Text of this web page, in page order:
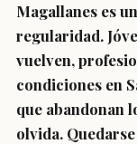
Magallanes es
regularidad.
vuelven,
condiciones en
que abandonan
olvida.